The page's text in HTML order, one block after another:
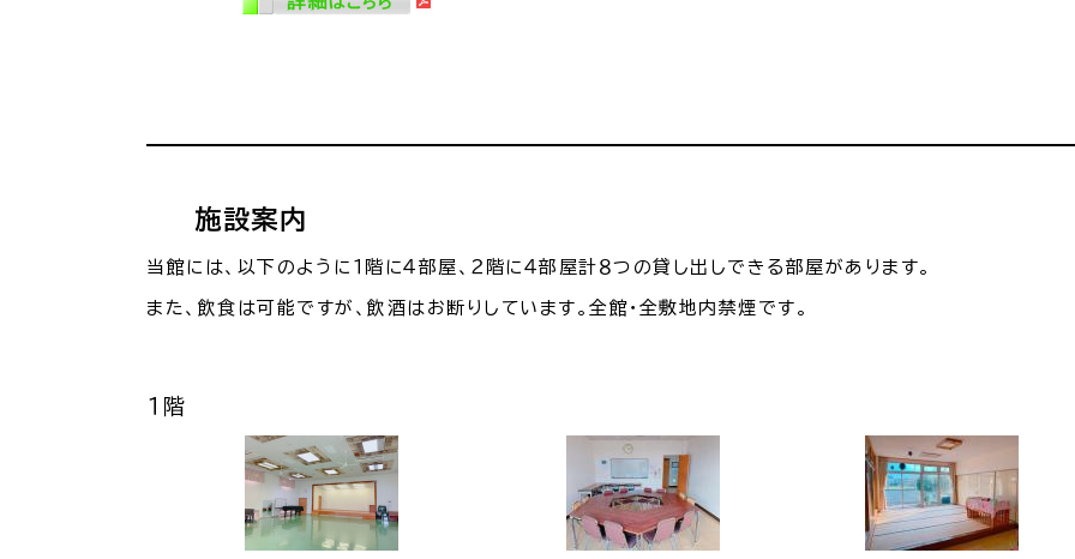
施設案内
当館には、以下のように１階に４部屋、２階に４部屋計８つの貸し出しできる部屋があります。
また、飲食は可能ですが、飲酒はお断りしています。全館・全敷地内禁煙です。
１階